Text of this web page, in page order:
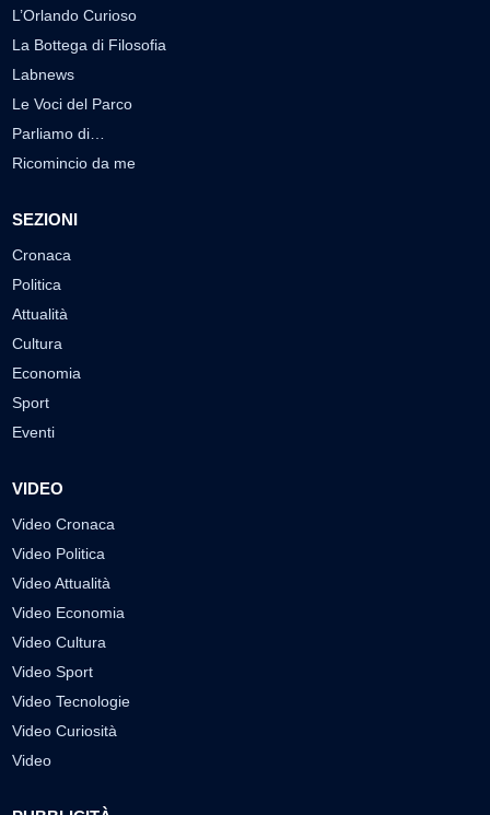
L’Orlando Curioso
La Bottega di Filosofia
Labnews
Le Voci del Parco
Parliamo di…
Ricomincio da me
SEZIONI
Cronaca
Politica
Attualità
Cultura
Economia
Sport
Eventi
VIDEO
Video Cronaca
Video Politica
Video Attualità
Video Economia
Video Cultura
Video Sport
Video Tecnologie
Video Curiosità
Video